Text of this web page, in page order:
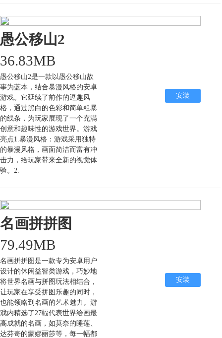
愚公移山2
36.83MB
愚公移山2是一款以愚公移山故
事为蓝本，结合暴漫风格的安卓
游戏。它延续了前作的逗趣风
格，通过黑白的色彩和简单粗暴
的线条，为玩家展现了一个充满
创意和趣味性的游戏世界。游戏
亮点1.暴漫风格：游戏采用独特
的暴漫风格，画面简洁而富有冲
击力，给玩家带来全新的视觉体
验。2.
安装
名画拼拼图
79.49MB
名画拼拼图是一款专为安卓用户
设计的休闲益智类游戏，巧妙地
将世界名画与拼图玩法相结合，
让玩家在享受拼图乐趣的同时，
也能领略到名画的艺术魅力。游
戏内精选了27幅代表世界绘画最
高成就的名画，如莫奈的睡莲、
达芬奇的蒙娜丽莎等，每一幅都
安装